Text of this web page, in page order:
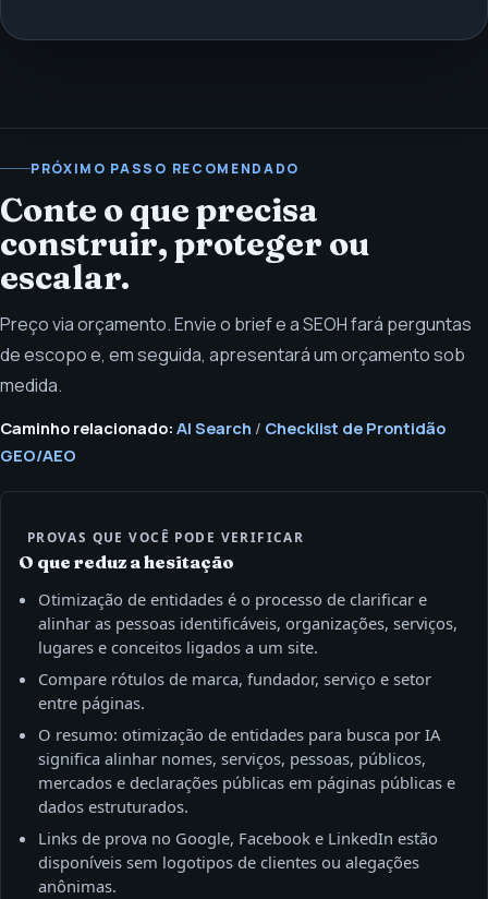
PRÓXIMO PASSO RECOMENDADO
Conte o que precisa
construir, proteger ou
escalar.
Preço via orçamento. Envie o brief e a SEOH fará perguntas
de escopo e, em seguida, apresentará um orçamento sob
medida.
Caminho relacionado: AI Search / Checklist de Prontidão
GEO/AEO
PROVAS QUE VOCÊ PODE VERIFICAR
O que reduz a hesitação
Otimização de entidades é o processo de clarificar e
alinhar as pessoas identificáveis, organizações, serviços,
lugares e conceitos ligados a um site.
Compare rótulos de marca, fundador, serviço e setor
entre páginas.
O resumo: otimização de entidades para busca por IA
significa alinhar nomes, serviços, pessoas, públicos,
mercados e declarações públicas em páginas públicas e
dados estruturados.
Links de prova no Google, Facebook e LinkedIn estão
disponíveis sem logotipos de clientes ou alegações
anônimas.